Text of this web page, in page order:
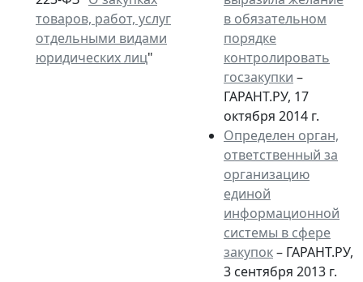
товаров, работ, услуг
отдельными видами
юридических лиц"
в обязательном
порядке
контролировать
госзакупки –
ГАРАНТ.РУ, 17
октября 2014 г.
Определен орган,
ответственный за
организацию
единой
информационной
системы в сфере
закупок– ГАРАНТ.РУ,
3 сентября 2013 г.